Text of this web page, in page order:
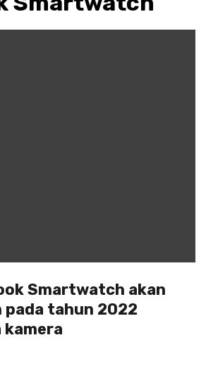
Smartwatch akan
pada tahun 2022
kamera